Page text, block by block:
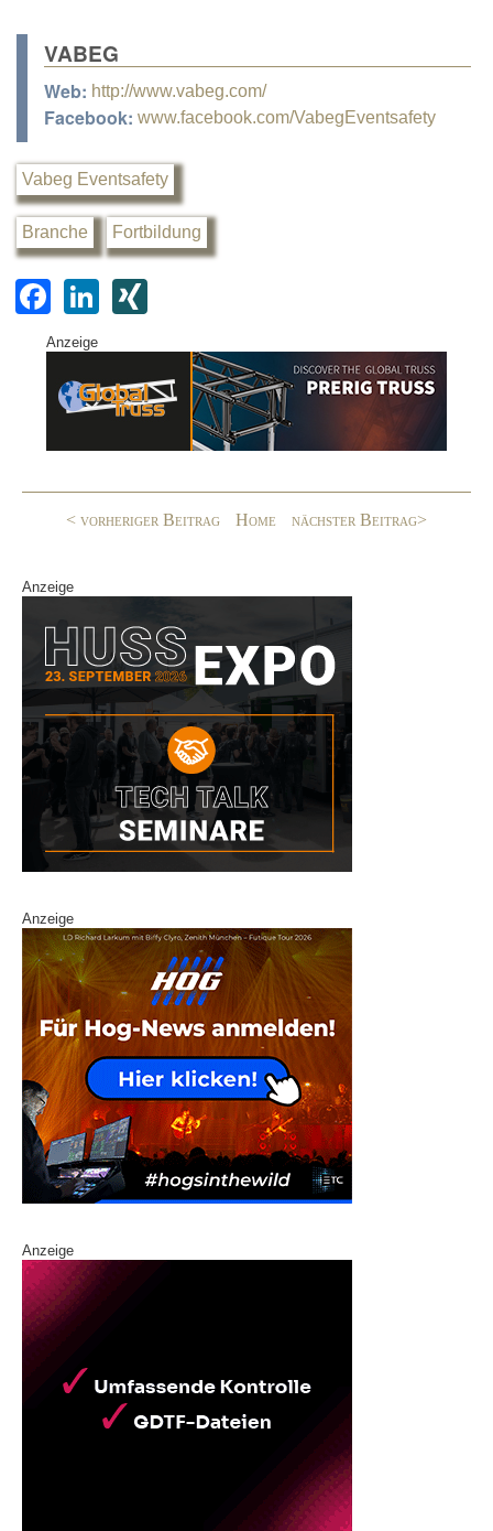
VABEG
Web: http://www.vabeg.com/
Facebook: www.facebook.com/VabegEventsafety
Vabeg Eventsafety
Branche Fortbildung
F
a
c
e
o
Li
k
e
G
Anzeige
< vorheriger Beitrag Home nächster Beitrag>
Anzeige
Anzeige
Anzeige